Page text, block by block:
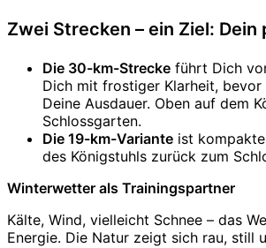
Zwei Strecken – ein Ziel:
Die 30-km-Strecke führt Dich
Dich mit frostiger Klarheit,
Deine Ausdauer. Oben auf dem
Schlossgarten.
Die 19-km-Variante ist
des Königstuhls zurück zum
Winterwetter als Trainingspartner
Kälte, Wind, vielleicht Schnee – das
Energie. Die Natur zeigt sich rau, still